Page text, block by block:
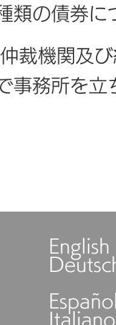
類の債券
裁機関及
事務所を
English